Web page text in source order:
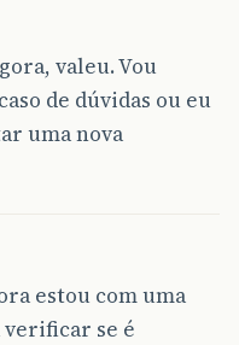
valeu. Vou
de dúvidas ou eu
uma nova
estou com uma
verificar se é